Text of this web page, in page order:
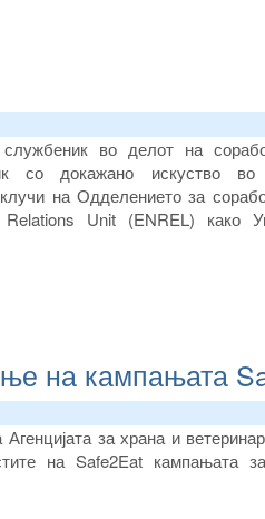
во делот на
со докажано искуство во
на Одделението за
Unit (ENREL) како
на кампањата
за храна и
на Safe2Eat кампањата